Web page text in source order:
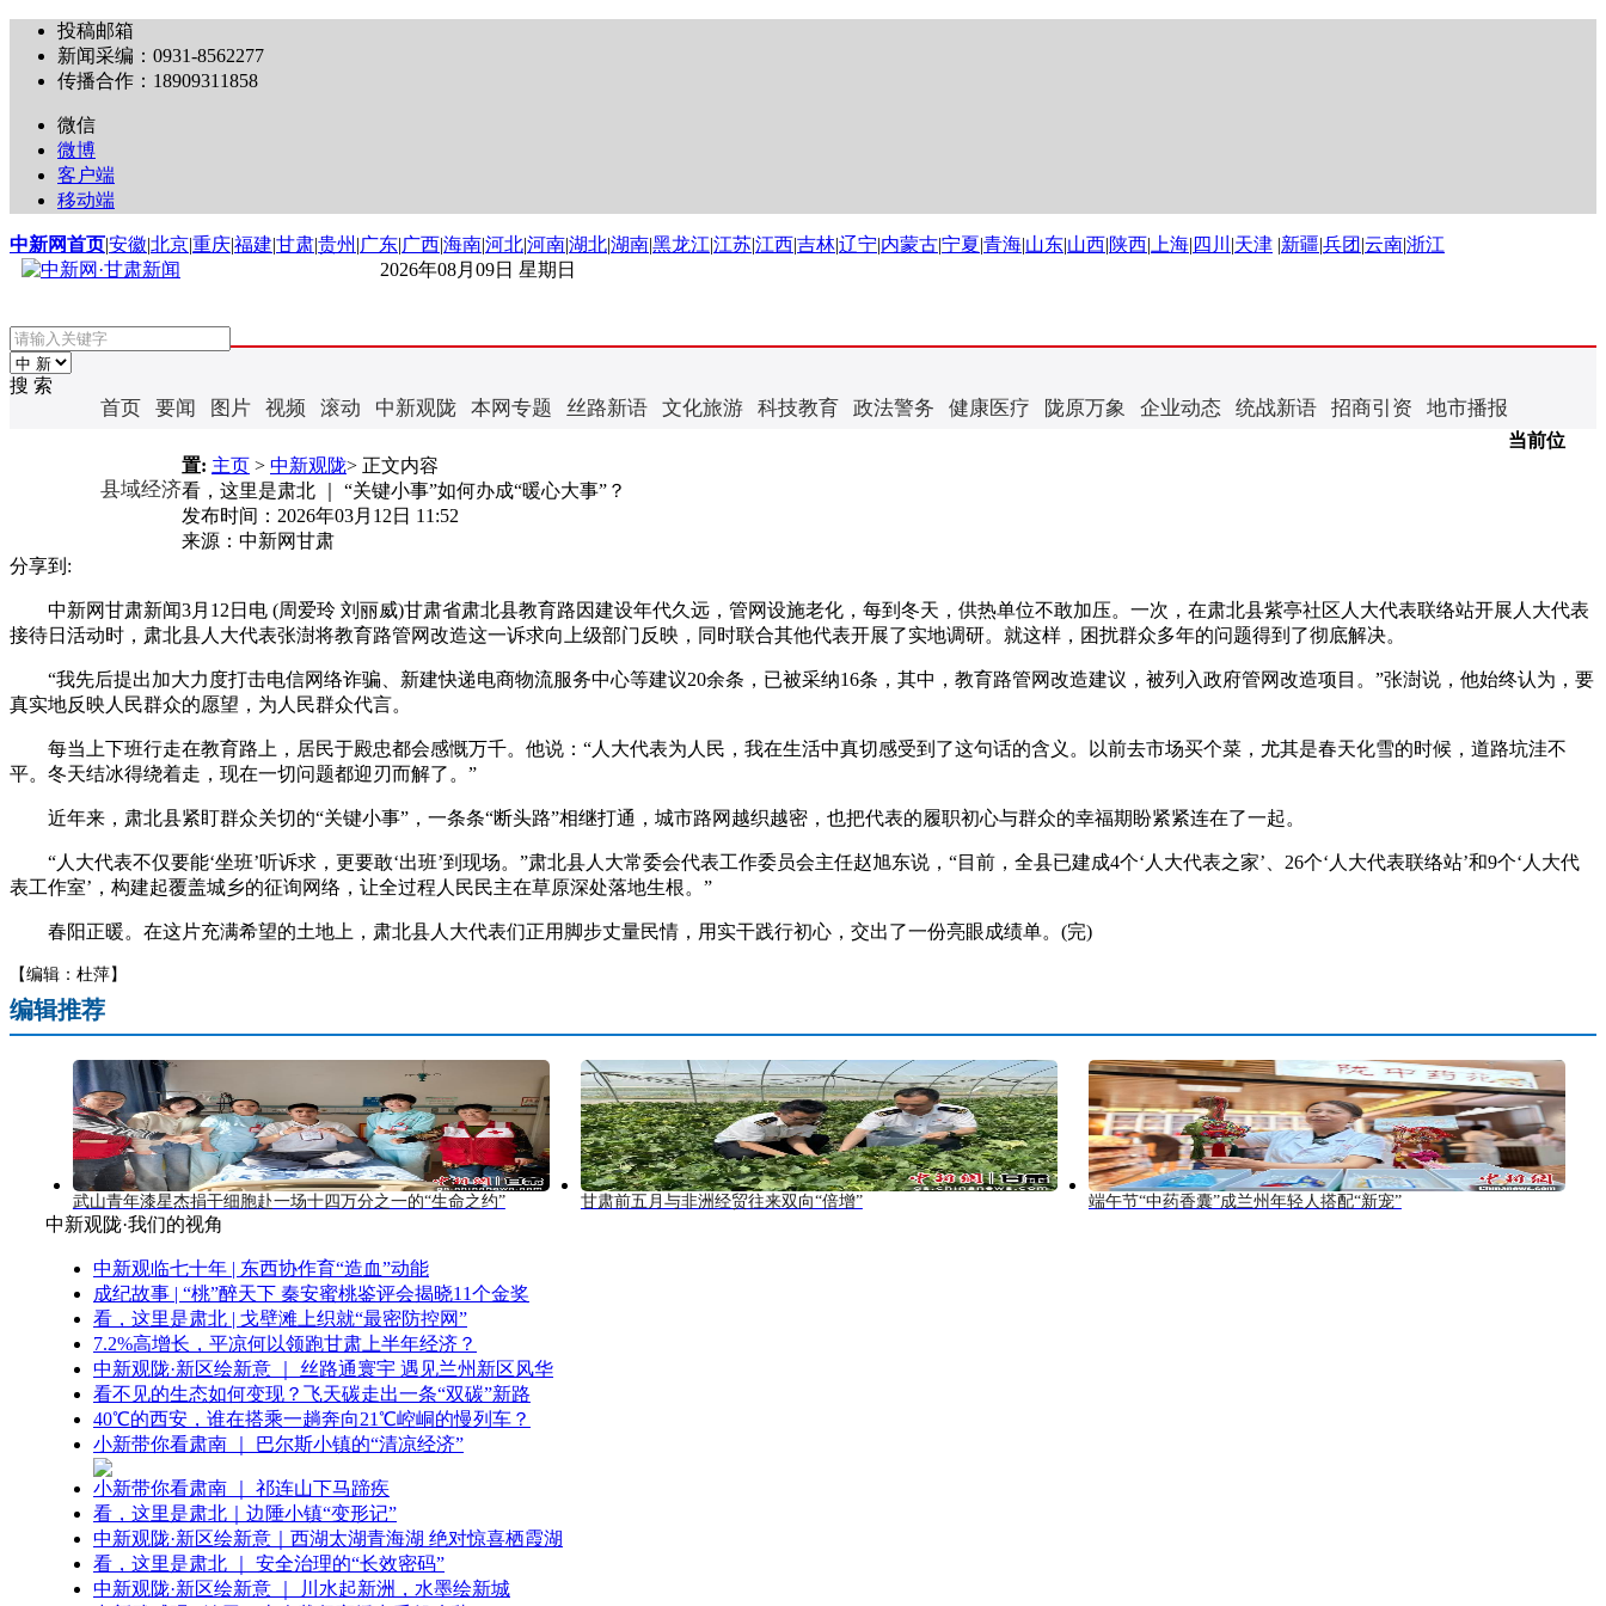
投稿邮箱
新闻采编：0931-8562277
传播合作：18909311858
微信
微博
客户端
移动端
中新网首页|安徽|北京|重庆|福建|甘肃|贵州 |广东|广西|海南|河北|河南|湖北|湖南|黑龙江|江苏|江西|吉林|辽宁|内蒙古|宁夏|青海|山东|山西|陕西| 上海| 四川 |天津 |新疆|兵团 |云南|浙江
2026年08月09日 星期日
搜 索
首页 要闻 图片 视频 滚动 中新观陇 本网专题 丝路新语 文化旅游 科技教育 政法警务 健康医疗 陇原万象 企业动态 统战新语 招商引资 地市播报
县域经济
当前位
置: 主页 > 中新观陇> 正文内容
看，这里是肃北 ｜ “关键小事”如何办成“暖心大事”？
发布时间： 2026年03月12日 11:52
来源： 中新网甘肃
分享到:
中新网甘肃新闻3月12日电 (周爱玲 刘丽威)甘肃省肃北县教育路因建设年代久远，管网设施老化，每到冬天，供热单位不敢加压。一次，在肃北县紫亭社区人大代表联络站开展人大代表
接待日活动时，肃北县人大代表张澍将教育路管网改造这一诉求向上级部门反映，同时联合其他代表开展了实地调研。就这样，困扰群众多年的问题得到了彻底解决。
“我先后提出加大力度打击电信网络诈骗、新建快递电商物流服务中心等建议20余条，已被采纳16条，其中，教育路管网改造建议，被列入政府管网改造项目。”张澍说，他始终认为，要
真实地反映人民群众的愿望，为人民群众代言。
每当上下班行走在教育路上，居民于殿忠都会感慨万千。他说：“人大代表为人民，我在生活中真切感受到了这句话的含义。以前去市场买个菜，尤其是春天化雪的时候，道路坑洼不
平。冬天结冰得绕着走，现在一切问题都迎刃而解了。”
近年来，肃北县紧盯群众关切的“关键小事”，一条条“断头路”相继打通，城市路网越织越密，也把代表的履职初心与群众的幸福期盼紧紧连在了一起。
“人大代表不仅要能‘坐班’听诉求，更要敢‘出班’到现场。”肃北县人大常委会代表工作委员会主任赵旭东说，“目前，全县已建成4个‘人大代表之家’、26个‘人大代表联络站’和9个‘人大代
表工作室’，构建起覆盖城乡的征询网络，让全过程人民民主在草原深处落地生根。”
春阳正暖。在这片充满希望的土地上，肃北县人大代表们正用脚步丈量民情，用实干践行初心，交出了一份亮眼成绩单。(完)
【编辑：杜萍】
编辑推荐
武山青年漆星杰捐干细胞赴一场十四万分之一的“生命之约” 甘肃前五月与非洲经贸往来双向“倍增” 端午节“中药香囊”成兰州年轻人搭配“新宠”
中新观陇·我们的视角
中新观临七十年 | 东西协作育“造血”动能
成纪故事 | “桃”醉天下 秦安蜜桃鉴评会揭晓11个金奖
看，这里是肃北 | 戈壁滩上织就“最密防控网”
7.2%高增长，平凉何以领跑甘肃上半年经济？
中新观陇·新区绘新意 ｜ 丝路通寰宇 遇见兰州新区风华
看不见的生态如何变现？飞天碳走出一条“双碳”新路
40℃的西安，谁在搭乘一趟奔向21℃崆峒的慢列车？
小新带你看肃南 ｜ 巴尔斯小镇的“清凉经济”
小新带你看肃南 ｜ 祁连山下马蹄疾
看，这里是肃北｜边陲小镇“变形记”
中新观陇·新区绘新意｜西湖太湖青海湖 绝对惊喜栖霞湖
看，这里是肃北 ｜ 安全治理的“长效密码”
中新观陇·新区绘新意 ｜ 川水起新洲，水墨绘新城